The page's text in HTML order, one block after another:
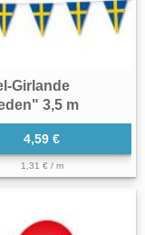
Girlande
3,5 m
4,59 €
1,31 € / m